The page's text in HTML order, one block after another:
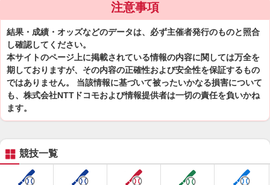
注意事項
結果・成績・オッズなどのデータは、必ず主催者発行のものと照合
し確認してください。
本サイトのページ上に掲載されている情報の内容に関しては万全を
期しておりますが、その内容の正確性および安全性を保証するもの
ではありません。 当該情報に基づいて被ったいかなる損害について
も、株式会社NTTドコモおよび情報提供者は一切の責任を負いかね
ます。
競技一覧